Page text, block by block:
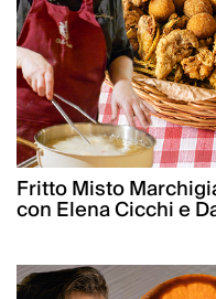
Fritto Misto
con Elena Cicchi e